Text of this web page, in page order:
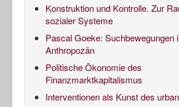
Konstruktion und Kontrolle. Zur
sozialer Systeme
Pascal Goeke: Suchbewegungen
Anthropozän
Politische Ökonomie des
Finanzmarktkapitalismus
Interventionen als Kunst des